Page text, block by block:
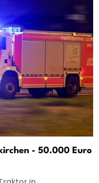
- 50.000 Euro